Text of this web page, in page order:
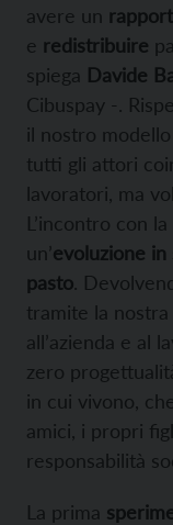
avere un
e redistribuire
spiega Davide
Cibuspay -.
il nostro
tutti gli attori
lavoratori, ma
L’incontro con
un’evoluzione in
pasto.
tramite la
all’azienda e al
zero
in cui vivono,
amici, i propri
responsabilità
La prima